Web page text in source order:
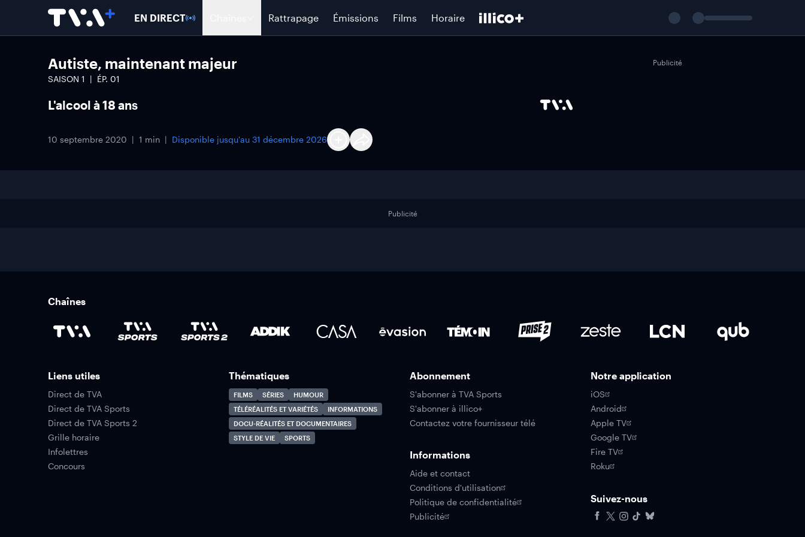
EN DIRECT Rattrapage Émissions Films Horaire
Autiste, maintenant majeur
SAISON 1 ÉP. 01
L'alcool à 18 ans
10 septembre 2020 1 min Disponible jusqu'au 31 décembre 2026
Publicité
Publicité
Chaînes
Liens utiles
Direct de TVA
Direct de TVA Sports
Direct de TVA Sports 2
Grille horaire
Infolettres
Concours
Thématiques
FILMS SÉRIES
HUMOUR
TÉLÉRÉALITÉS ET VARIÉTÉS
INFORMATIONS
DOCU-RÉALITÉS ET DOCUMENTAIRES
STYLE DE VIE
SPORTS
Abonnement
S'abonner à TVA Sports
S'abonner à illico+
Contactez votre fournisseur télé
Informations
Aide et contact
Conditions d'utilisation
Politique de confidentialité
Publicité
Notre application
iOS
Android
Apple TV
Google TV
Fire TV
Roku
Suivez-nous